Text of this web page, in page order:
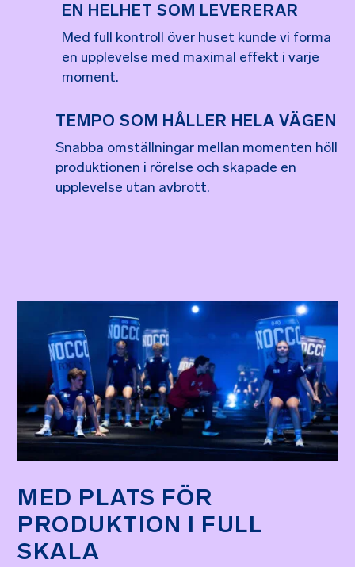
EN HELHET SOM LEVERERAR
Med full kontroll över huset kunde vi forma
en upplevelse med maximal effekt i varje
moment.
TEMPO SOM HÅLLER HELA VÄGEN
Snabba omställningar mellan momenten höll
produktionen i rörelse och skapade en
upplevelse utan avbrott.
MED PLATS FÖR
PRODUKTION I FULL
SKALA